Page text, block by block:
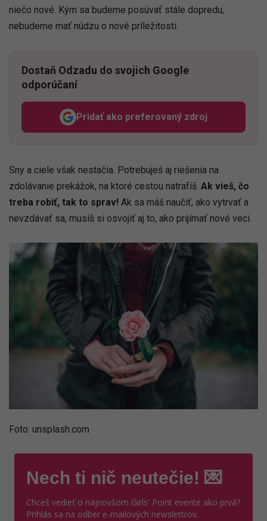
niečo nové. Kým sa budeme posúvať stále dopredu,
nebudeme mať núdzu o nové príležitosti.
Dostaň Odzadu do svojich Google
odporúčaní
Pridať ako preferovaný zdroj
Odzadu, odkaz sa otvorí v
Sny a ciele však nestačia. Potrebuješ aj riešenia na
zdolávanie prekážok, na ktoré cestou natrafíš. Ak vieš, čo
treba robiť, tak to sprav! Ak sa máš naučiť, ako vytrvať a
nevzdávať sa, musíš si osvojiť aj to, ako prijímať nové veci.
Foto: unsplash.com
Nech ti nič neutečie! 💌
Chceš vedieť o najnovšom Girls' Point evente ako prvá?
Prihlás sa na odber e-mailových newslettrov.